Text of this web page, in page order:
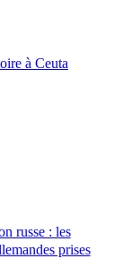
à Ceuta
russe : les
prises